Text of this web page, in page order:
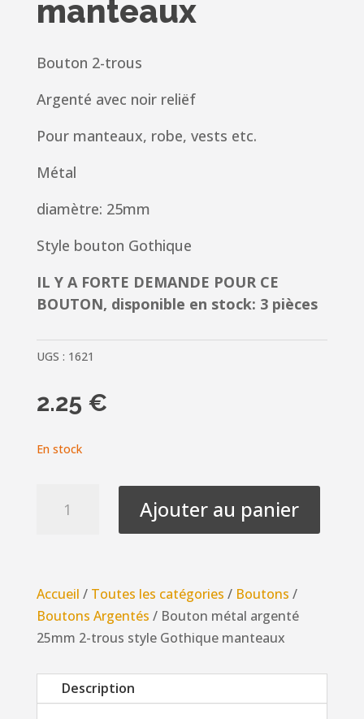
manteaux
Bouton 2-trous
Argenté avec noir reliëf
Pour manteaux, robe, vests etc.
Métal
diamètre: 25mm
Style bouton Gothique
IL Y A FORTE DEMANDE POUR CE
BOUTON, disponible en stock: 3 pièces
UGS : 1621
2.25 €
En stock
25mm
2-
trous
style
Gothique
Ajouter au panier
Accueil / Toutes les catégories / Boutons /
Boutons Argentés / Bouton métal argenté
25mm 2-trous style Gothique manteaux
Description